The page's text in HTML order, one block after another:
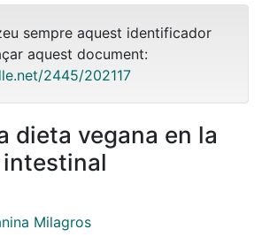
sempre aquest identificador
aquest document:
2445/202117
dieta vegana en la
Milagros